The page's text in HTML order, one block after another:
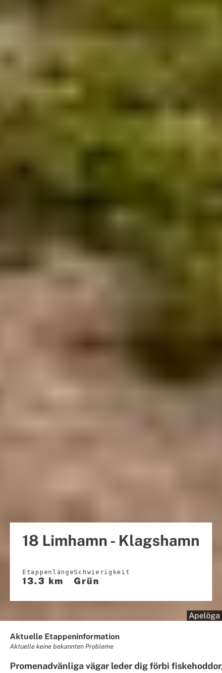
Apelöga
18 Limhamn - Klagshamn
Etappenlänge
13.3 km
Schwierigkeit
Grün
Aktuelle Etappeninformation
Aktuelle keine bekannten Probleme
Promenadvänliga vägar leder dig förbi